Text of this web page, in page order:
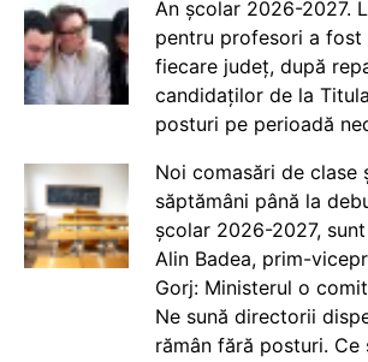
An școlar 2026-2027.
pentru profesori a fost
fiecare județ, după
candidaților de la
posturi pe perioadă
Noi comasări de clase
săptămâni până la
școlar 2026-2027,
Alin Badea, prim-
Gorj: Ministerul o
Ne sună directorii
rămân fără posturi. Ce